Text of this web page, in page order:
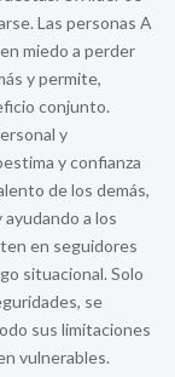
Las personas A
miedo a perder
y permite,
conjunto.
y
y confianza
de los demás,
a los
en seguidores
situacional. Solo
se
sus limitaciones
vulnerables.